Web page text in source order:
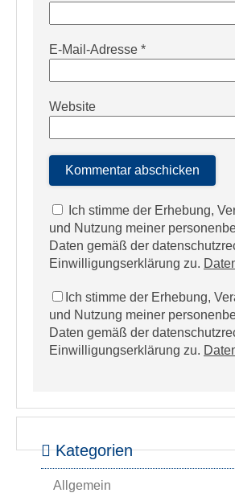
E-Mail-Adresse *
Website
Ich stimme der Erhebung,
und Nutzung meiner
Daten gemäß der
Einwilligungserklärung zu.
Ich stimme der Erhebung,
und Nutzung meiner
Daten gemäß der
Einwilligungserklärung zu.
Kategorien
Allgemein